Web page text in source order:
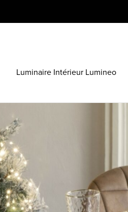
Luminaire Intérieur Lumineo